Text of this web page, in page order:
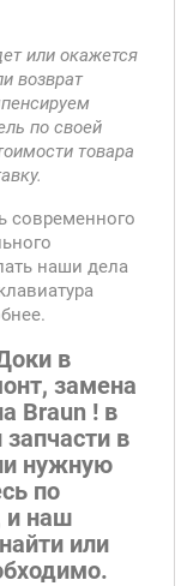
или окажется
возврат
по своей
товара
современного
наши дела
в
замена
Braun ! в
в
нужную
по
и наш
или